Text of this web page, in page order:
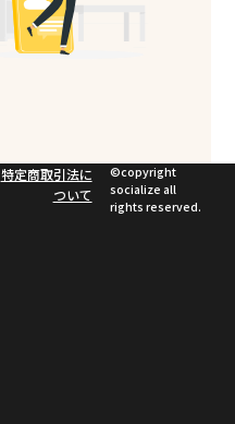
特定商取引法に
ついて
©︎copyright
socialize all
rights reserved.